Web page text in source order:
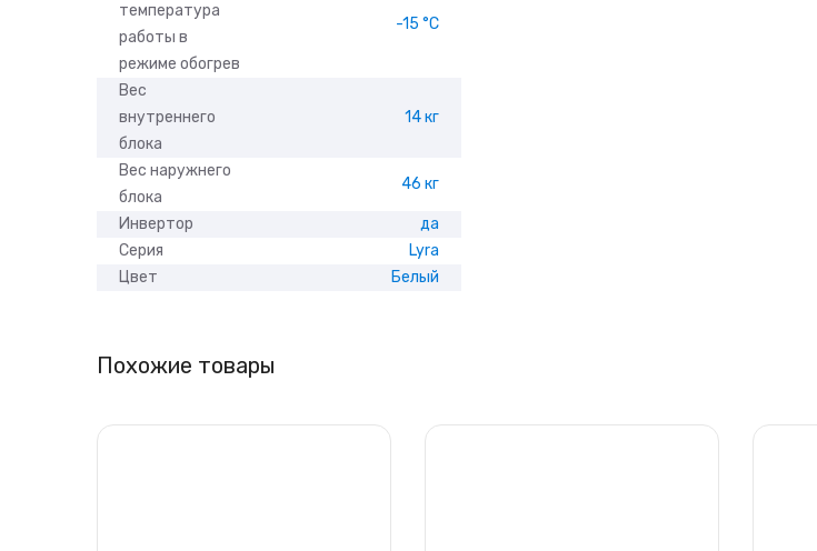
температура
работы в
режиме обогрев
-15 °С
Вес
внутреннего
блока
14 кг
Вес наружнего
блока
46 кг
Инвертор
да
Серия
Lyra
Цвет
Белый
Похожие товары